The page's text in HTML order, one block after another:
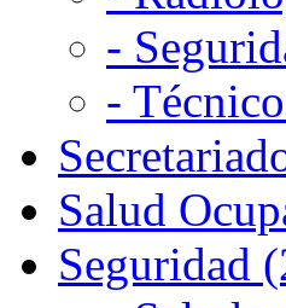
-
-
Salud
Seguridad